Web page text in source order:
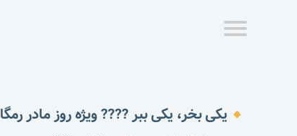
یکی بخر، یکی ببر ???? ویژه روز مادر رمگا